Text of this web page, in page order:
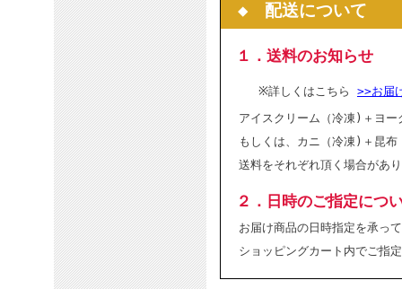
◆ 配送について
１．送料のお知らせ
※詳しくはこちら >>お届
アイスクリーム（冷凍)＋ヨー
もしくは、カニ（冷凍)＋昆布
送料をそれぞれ頂く場合があ
２．日時のご指定につ
お届け商品の日時指定を承っ
ショッピングカート内でご指